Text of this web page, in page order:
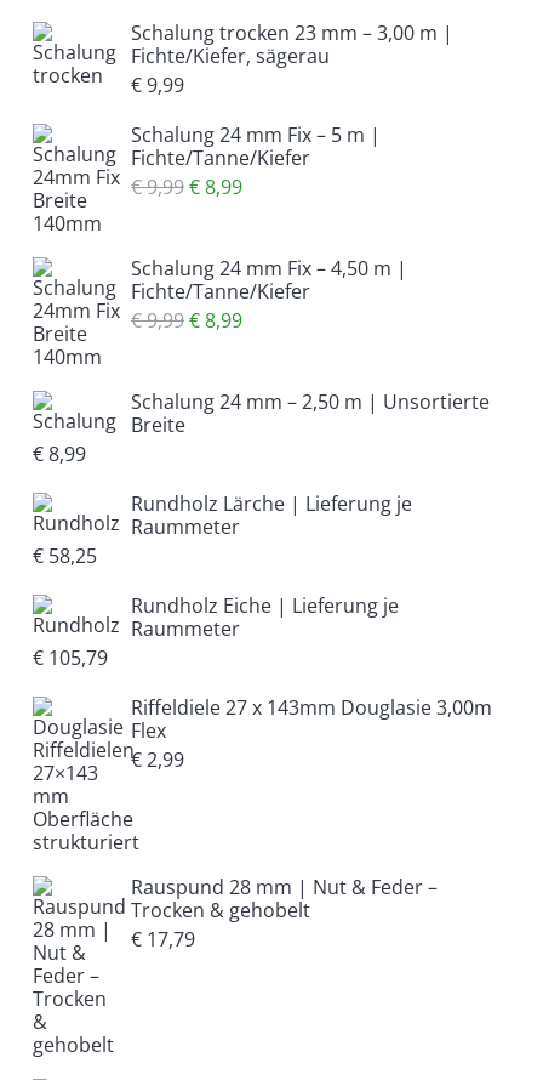
Schalung trocken 23 mm – 3,00 m |
Fichte/Kiefer, sägerau
€9,99
Schalung 24 mm Fix – 5 m |
Fichte/Tanne/Kiefer
€9,99Ursprünglicher
€ 9,99
€8,99Aktueller
€ 8,99.
Schalung 24 mm Fix – 4,50 m |
Fichte/Tanne/Kiefer
€9,99Ursprünglicher
€ 9,99
€8,99Aktueller
Schalung 24 mm – 2,50 m | Unsortierte
Breite
€8,99
Rundholz Lärche | Lieferung je
Raummeter
€ 58,25
Rundholz Eiche | Lieferung je
Raummeter
€ 105,79
Riffeldiele 27 x 143mm Douglasie 3,00m
Flex
€2,99
Rauspund 28 mm | Nut & Feder –
Trocken & gehobelt
€ 17,79